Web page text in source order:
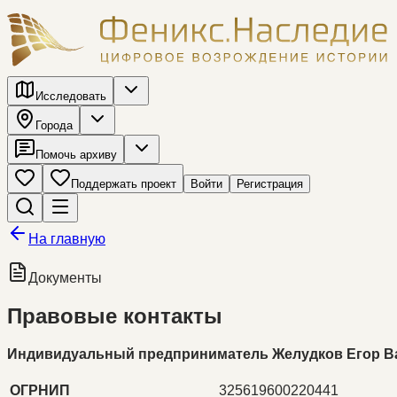
Исследовать
Города
Помочь архиву
Поддержать проект Войти Регистрация
На главную
Документы
Правовые контакты
Индивидуальный предприниматель Желудков Егор
ОГРНИП
325619600220441